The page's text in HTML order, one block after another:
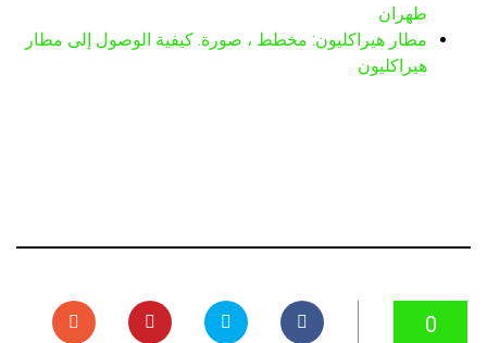
طهران
مطار هيراكليون: مخطط ، صورة. كيفية الوصول إلى مطار
هيراكليون
0